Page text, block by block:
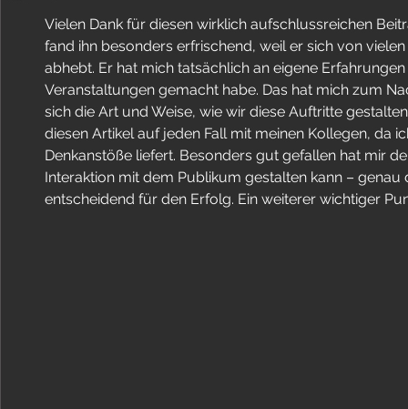
Vielen Dank für diesen wirklich aufschlussreichen
fand ihn besonders erfrischend, weil er sich von
abhebt. Er hat mich tatsächlich an eigene
Veranstaltungen gemacht habe. Das hat mich zum
sich die Art und Weise, wie wir diese Auftritte
diesen Artikel auf jeden Fall mit meinen Kollegen, da
Denkanstöße liefert. Besonders gut gefallen hat mir
Interaktion mit dem Publikum gestalten kann –
entscheidend für den Erfolg. Ein weiterer wichtiger